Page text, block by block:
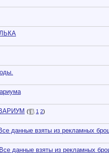
( 1 2)
данные взяты из рекламных
данные взяты из рекламных